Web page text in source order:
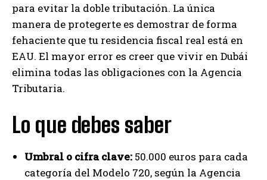
para evitar la doble tributación. La única
manera de protegerte es demostrar de forma
fehaciente que tu residencia fiscal real está en
EAU. El mayor error es creer que vivir en Dubái
elimina todas las obligaciones con la Agencia
Tributaria.
Lo que debes saber
Umbral o cifra clave: 50.000 euros para cada
categoría del Modelo 720, según la Agencia